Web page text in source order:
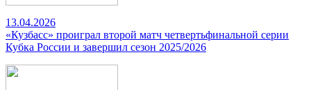
13.04.2026
«Кузбасс» проиграл второй матч четвертьфинальной серии
Кубка России и завершил сезон 2025/2026